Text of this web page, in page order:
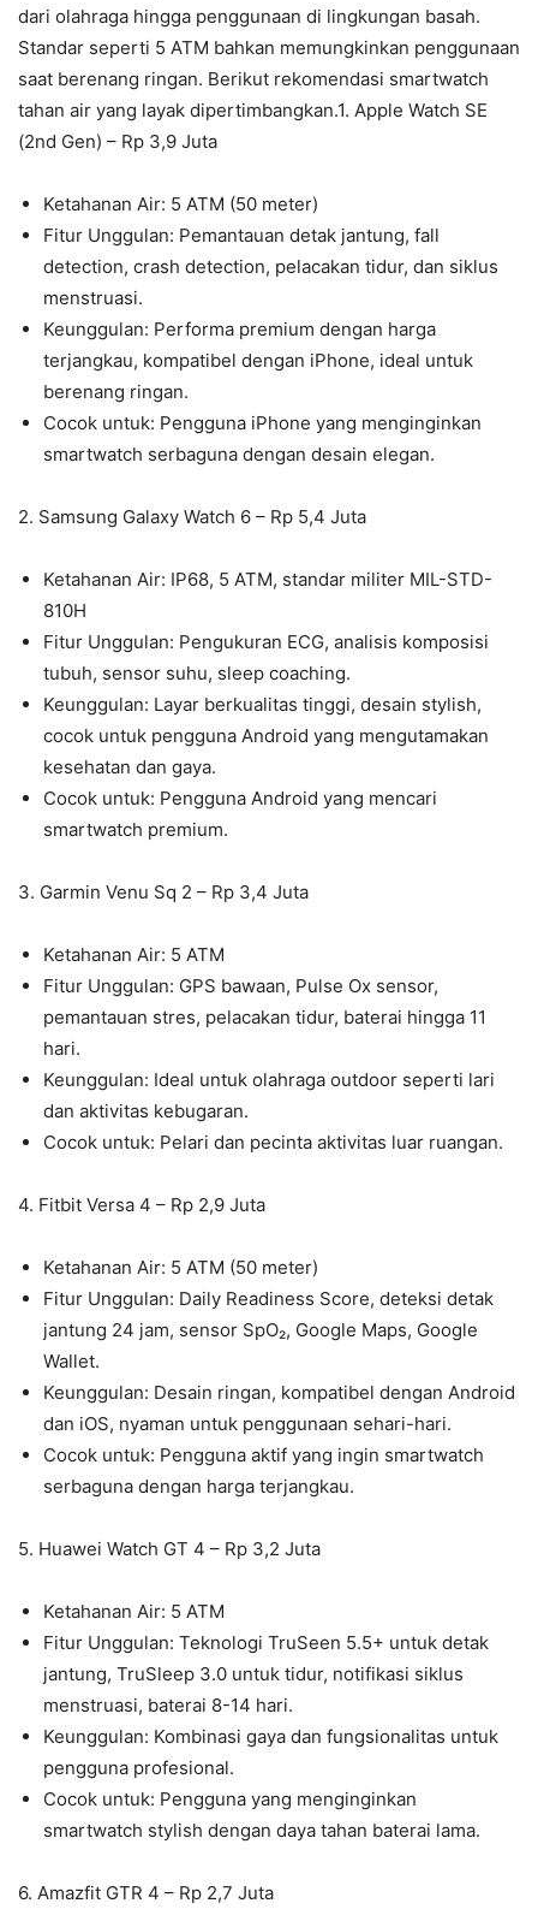
dari olahraga hingga penggunaan di lingkungan basah.
Standar seperti 5 ATM bahkan memungkinkan penggunaan
saat berenang ringan. Berikut rekomendasi smartwatch
tahan air yang layak dipertimbangkan.1. Apple Watch SE
(2nd Gen) – Rp 3,9 Juta
Ketahanan Air: 5 ATM (50 meter)
Fitur Unggulan: Pemantauan detak jantung, fall
detection, crash detection, pelacakan tidur, dan siklus
menstruasi.
Keunggulan: Performa premium dengan harga
terjangkau, kompatibel dengan iPhone, ideal untuk
berenang ringan.
Cocok untuk: Pengguna iPhone yang menginginkan
smartwatch serbaguna dengan desain elegan.
2. Samsung Galaxy Watch 6 – Rp 5,4 Juta
Ketahanan Air: IP68, 5 ATM, standar militer MIL-STD-
810H
Fitur Unggulan: Pengukuran ECG, analisis komposisi
tubuh, sensor suhu, sleep coaching.
Keunggulan: Layar berkualitas tinggi, desain stylish,
cocok untuk pengguna Android yang mengutamakan
kesehatan dan gaya.
Cocok untuk: Pengguna Android yang mencari
smartwatch premium.
3. Garmin Venu Sq 2 – Rp 3,4 Juta
Ketahanan Air: 5 ATM
Fitur Unggulan: GPS bawaan, Pulse Ox sensor,
pemantauan stres, pelacakan tidur, baterai hingga 11
hari.
Keunggulan: Ideal untuk olahraga outdoor seperti lari
dan aktivitas kebugaran.
Cocok untuk: Pelari dan pecinta aktivitas luar ruangan.
4. Fitbit Versa 4 – Rp 2,9 Juta
Ketahanan Air: 5 ATM (50 meter)
Fitur Unggulan: Daily Readiness Score, deteksi detak
jantung 24 jam, sensor SpO₂, Google Maps, Google
Wallet.
Keunggulan: Desain ringan, kompatibel dengan Android
dan iOS, nyaman untuk penggunaan sehari-hari.
Cocok untuk: Pengguna aktif yang ingin smartwatch
serbaguna dengan harga terjangkau.
5. Huawei Watch GT 4 – Rp 3,2 Juta
Ketahanan Air: 5 ATM
Fitur Unggulan: Teknologi TruSeen 5.5+ untuk detak
jantung, TruSleep 3.0 untuk tidur, notifikasi siklus
menstruasi, baterai 8-14 hari.
Keunggulan: Kombinasi gaya dan fungsionalitas untuk
pengguna profesional.
Cocok untuk: Pengguna yang menginginkan
smartwatch stylish dengan daya tahan baterai lama.
6. Amazfit GTR 4 – Rp 2,7 Juta